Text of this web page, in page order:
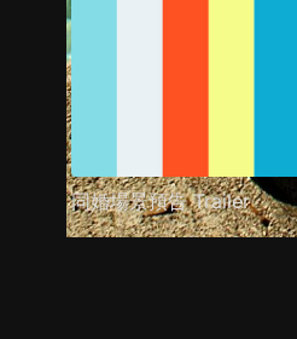
同婚場景預告 Trailer